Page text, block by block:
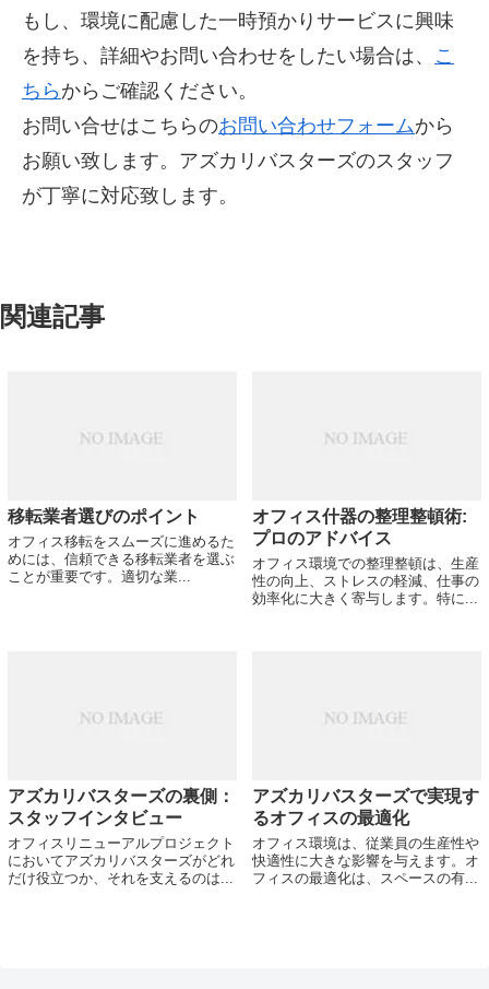
もし、環境に配慮した一時預かりサービスに興味
を持ち、詳細やお問い合わせをしたい場合は、 こ
ちら からご確認ください。
お問い合せはこちらのお問い合わせフォームから
お願い致します。アズカリバスターズのスタッフ
が丁寧に対応致します。
関連記事
移転業者選びのポイント
オフィス移転をスムーズに進めるた
めには、信頼できる移転業者を選ぶ
ことが重要です。適切な業...
オフィス什器の整理整頓術:
プロのアドバイス
オフィス環境での整理整頓は、生産
性の向上、ストレスの軽減、仕事の
効率化に大きく寄与します。特に...
アズカリバスターズの裏側：
スタッフインタビュー
オフィスリニューアルプロジェクト
においてアズカリバスターズがどれ
だけ役立つか、それを支えるのは...
アズカリバスターズで実現す
るオフィスの最適化
オフィス環境は、従業員の生産性や
快適性に大きな影響を与えます。オ
フィスの最適化は、スペースの有...